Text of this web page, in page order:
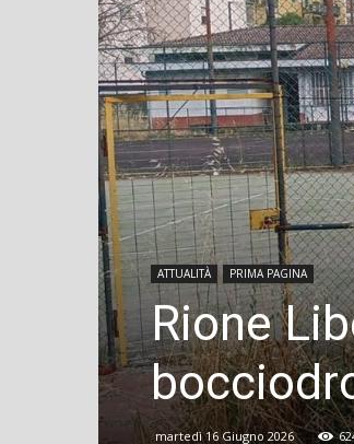
ATTUALITÀ PRIMA PAGINA
Rione
martedì 16 Giugno 2026